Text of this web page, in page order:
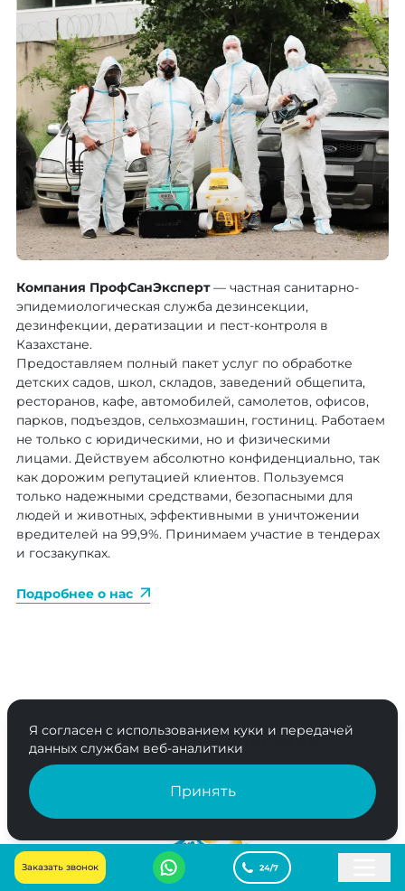
Заказать звонок
Компания ПрофСанЭксперт— частная санитарно-
эпидемиологическая служба дезинсекции,
дезинфекции, дератизации и пест-контроля в
Казахстане.
Предоставляем полный пакет услуг по обработке
детских садов, школ, складов, заведений общепита,
ресторанов, кафе, автомобилей, самолетов, офисов,
парков, подъездов, сельхозмашин, гостиниц. Работаем
не только с юридическими, но и физическими
лицами. Действуем абсолютно конфиденциально, так
как дорожим репутацией клиентов. Пользуемся
только надежными средствами, безопасными для
людей и животных, эффективными в уничтожении
вредителей на 99,9%. Принимаем участие в тендерах
и госзакупках.
Подробнее о нас
Среди наших клиентов
Я согласен с использованием куки и передачей
данных службам веб-аналитики
Принять